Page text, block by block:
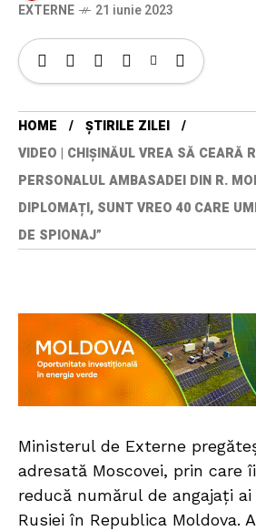
EXTERNE
21 iunie 2023
HOME
ȘTIRILE ZILEI
VIDEO | CHIȘINĂUL VREA SĂ CEARĂ
PERSONALUL AMBASADEI DIN R.
DIPLOMAȚI, SUNT VREO 40 CARE
DE SPIONAJ”
Ministerul de Externe
adresată Moscovei, prin care
reducă numărul de angajați ai
Rusiei în Republica Moldova.